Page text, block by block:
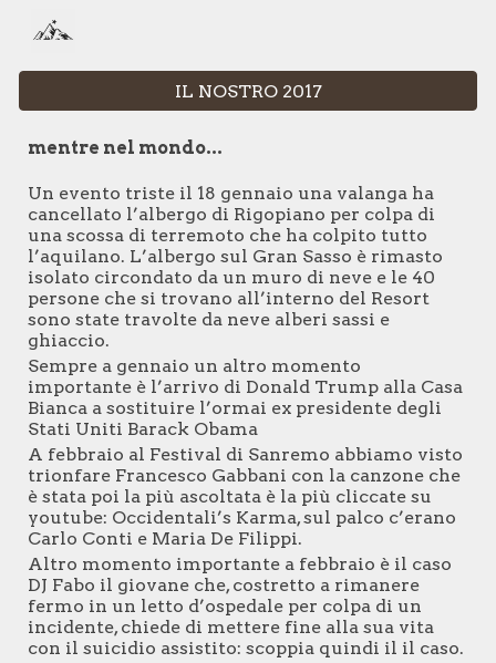
Skip to main content
IL NOSTRO 2017
mentre nel mondo...
Un evento triste il 18 gennaio una valanga ha
cancellato l’albergo di Rigopiano per colpa di
una scossa di terremoto che ha colpito tutto
l’aquilano. L’albergo sul Gran Sasso è rimasto
isolato circondato da un muro di neve e le 40
persone che si trovano all’interno del Resort
sono state travolte da neve alberi sassi e
ghiaccio.
Sempre a gennaio un altro momento
importante è l’arrivo di Donald Trump alla Casa
Bianca a sostituire l’ormai ex presidente degli
Stati Uniti Barack Obama
A febbraio al Festival di Sanremo abbiamo visto
trionfare Francesco Gabbani con la canzone che
è stata poi la più ascoltata è la più cliccate su
youtube: Occidentali’s Karma, sul palco c’erano
Carlo Conti e Maria De Filippi.
Altro momento importante a febbraio è il caso
DJ Fabo il giovane che, costretto a rimanere
fermo in un letto d’ospedale per colpa di un
incidente, chiede di mettere fine alla sua vita
con il suicidio assistito: scoppia quindi il il caso.